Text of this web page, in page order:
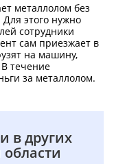
металлолом без
Для этого нужно
сотрудники
сам приезжает в
на машину,
течение
за металлолом.
в других